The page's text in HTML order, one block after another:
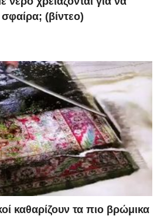
(βίντεο)
καθαρίζουν τα πιο βρώμικα